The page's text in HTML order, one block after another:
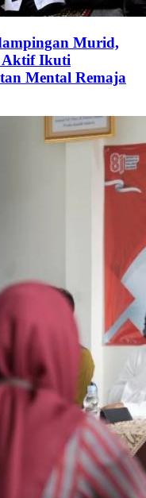
Murid,
Aktif Ikuti
Mental Remaja